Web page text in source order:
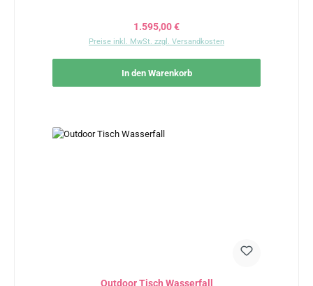
Regulärer Preis:
1.595,00 €
Preise inkl. MwSt. zzgl. Versandkosten
In den Warenkorb
Outdoor Tisch Wasserfall